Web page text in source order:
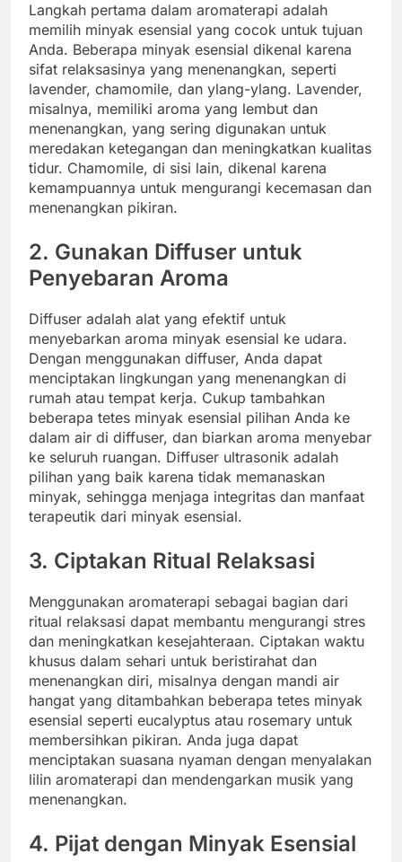
Langkah pertama dalam aromaterapi adalah
memilih minyak esensial yang cocok untuk tujuan
Anda. Beberapa minyak esensial dikenal karena
sifat relaksasinya yang menenangkan, seperti
lavender, chamomile, dan ylang-ylang. Lavender,
misalnya, memiliki aroma yang lembut dan
menenangkan, yang sering digunakan untuk
meredakan ketegangan dan meningkatkan kualitas
tidur. Chamomile, di sisi lain, dikenal karena
kemampuannya untuk mengurangi kecemasan dan
menenangkan pikiran.
2. Gunakan Diffuser untuk
Penyebaran Aroma
Diffuser adalah alat yang efektif untuk
menyebarkan aroma minyak esensial ke udara.
Dengan menggunakan diffuser, Anda dapat
menciptakan lingkungan yang menenangkan di
rumah atau tempat kerja. Cukup tambahkan
beberapa tetes minyak esensial pilihan Anda ke
dalam air di diffuser, dan biarkan aroma menyebar
ke seluruh ruangan. Diffuser ultrasonik adalah
pilihan yang baik karena tidak memanaskan
minyak, sehingga menjaga integritas dan manfaat
terapeutik dari minyak esensial.
3. Ciptakan Ritual Relaksasi
Menggunakan aromaterapi sebagai bagian dari
ritual relaksasi dapat membantu mengurangi stres
dan meningkatkan kesejahteraan. Ciptakan waktu
khusus dalam sehari untuk beristirahat dan
menenangkan diri, misalnya dengan mandi air
hangat yang ditambahkan beberapa tetes minyak
esensial seperti eucalyptus atau rosemary untuk
membersihkan pikiran. Anda juga dapat
menciptakan suasana nyaman dengan menyalakan
lilin aromaterapi dan mendengarkan musik yang
menenangkan.
4. Pijat dengan Minyak Esensial